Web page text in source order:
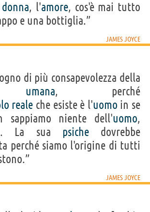
donna, l'amore, cos'è mai tutto
e una bottiglia.”
JAMES JOYCE
di più consapevolezza della
umana, perché
reale che esiste è l'uomo in se
sappiamo niente dell'uomo,
La sua psichedovrebbe
perché siamo l'origine di tutti
JAMES JOYCE